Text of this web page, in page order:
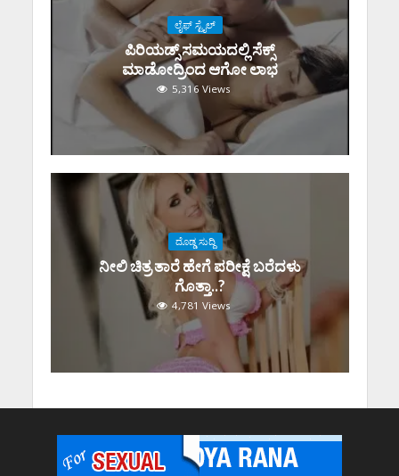
ಲೈಫ್ ಸ್ಟೈಲ್
ಪಿರಿಯಡ್ಸ್‌ ಸಮಯದಲ್ಲಿ ಸೆಕ್ಸ್‌
ಮಾಡೋದ್ರಿಂದ ಆಗೋ ಲಾಭ
5,316 Views
ದೊಡ್ಡ ಸುದ್ದಿ
ನೀಲಿ ಚಿತ್ರ ತಾರೆ ಹೇಗೆ ಪರೀಕ್ಷೆ ಬರೆದಳು
ಗೊತ್ತಾ..?
4,781 Views